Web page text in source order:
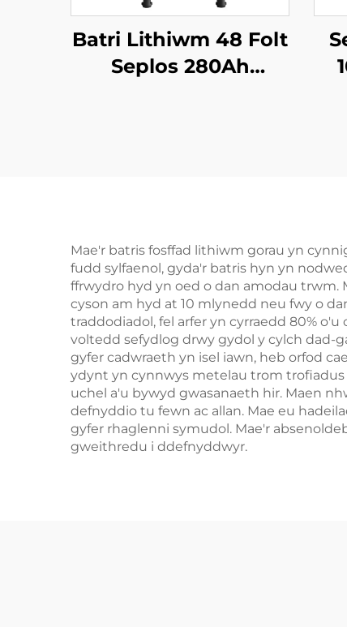
Batri Lithiwm 48 Folt
Seplos 280Ah
Mae'r batris fosffad lithiwm gorau yn
fudd sylfaenol, gyda'r batris hyn yn
ffrwydro hyd yn oed o dan amodau trwm.
cyson am hyd at 10 mlynedd neu fwy o
traddodiadol, fel arfer yn cyrraedd 80%
voltedd sefydlog drwy gydol y cylch dad-
gyfer cadwraeth yn isel iawn, heb orfod
ydynt yn cynnwys metelau trom
uchel a'u bywyd gwasanaeth hir. Maen
defnyddio tu fewn ac allan. Mae eu
gyfer rhaglenni symudol. Mae'r
gweithredu i ddefnyddwyr.